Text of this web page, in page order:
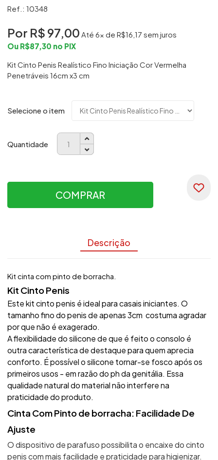
Ref.: 10348
Por R$ 97,00 Até 6x de R$16,17 sem juros
Ou R$87,30 no PIX
Kit Cinto Penis Realístico Fino Iniciação Cor Vermelha
Penetráveis 16cm x3 cm
Selecione o item
Quantidade
COMPRAR
Descrição
Kit cinta com pinto de borracha.
Kit Cinto Penis
Este kit cinto penis é ideal para casais iniciantes. O
tamanho fino do penis de apenas 3cm costuma agradar
por que não é exagerado.
A flexibilidade do silicone de que é feito o consolo é
outra característica de destaque para quem aprecia
conforto. É possível o silicone tornar-se fosco após os
primeiros usos - em razão do ph da genitália. Essa
qualidade natural do material não interfere na
praticidade do produto.
Cinta Com Pinto de borracha: Facilidade De
Ajuste
O dispositivo de parafuso possibilita o encaixe do cinto
penis com mais facilidade e praticidade para higienizar.